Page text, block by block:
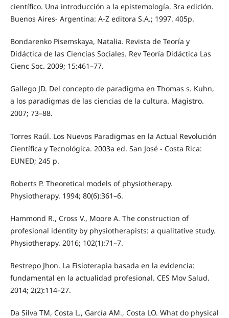
científico. Una introducción a la epistemología. 3ra edición.
Buenos Aires- Argentina: A-Z editora S.A.; 1997. 405p.
Bondarenko Pisemskaya, Natalia. Revista de Teoría y
Didáctica de las Ciencias Sociales. Rev Teoría Didáctica Las
Cienc Soc. 2009; 15:461–77.
Gallego JD. Del concepto de paradigma en Thomas s. Kuhn,
a los paradigmas de las ciencias de la cultura. Magistro.
2007; 73–88.
Torres Raúl. Los Nuevos Paradigmas en la Actual Revolución
Científica y Tecnológica. 2003a ed. San José - Costa Rica:
EUNED; 245 p.
Roberts P. Theoretical models of physiotherapy.
Physiotherapy. 1994; 80(6):361–6.
Hammond R., Cross V., Moore A. The construction of
profesional identity by physiotherapists: a qualitative study.
Physiotherapy. 2016; 102(1):71–7.
Restrepo Jhon. La Fisioterapia basada en la evidencia:
fundamental en la actualidad profesional. CES Mov Salud.
2014; 2(2):114–27.
Da Silva TM, Costa L., García AM., Costa LO. What do physical